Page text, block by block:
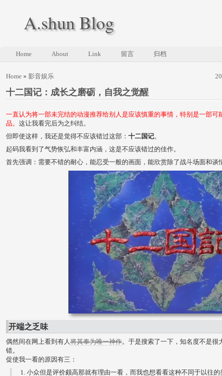
A.shun Blog
Home About Link 留言 归档
Home » 影音娱乐
十二国记：成长之磨砺，自我之觉醒
一直认为将一部未完结的动漫推荐给别人是应该慎重的事情，特别是一部可
品。 这让我看完后为之纠结。
但即使这样，我还是觉得不应该错过这部： 十二国记。
起码我看到了气势恢弘和丰富内涵，这是不应该错过的佳作。
首先强调：需要不错的耐心，能忍受一般的画面，能欣赏除了战斗场面和谈
开端之乏味
偶然间在网上看到有人将其奉为唯一神作。于是搜索了一下，知名度不是
错。
促使我一看的原因有三：
小众但是评价颇高那就有理由一看，而我也想看看这种不同于以往的